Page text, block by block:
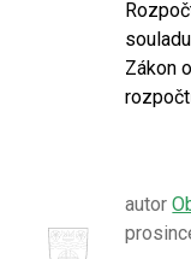
Zákon
autor